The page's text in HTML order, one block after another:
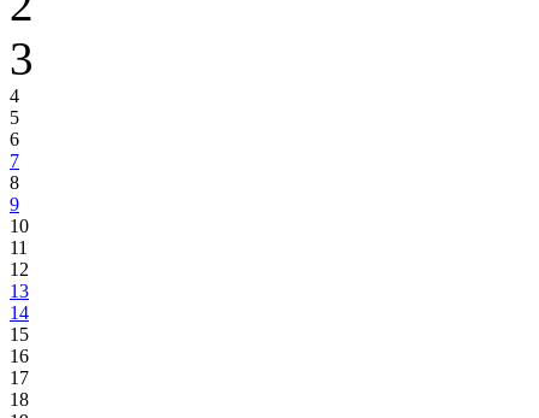
3
4
5
6
7
8
9
10
11
12
13
14
15
16
17
18